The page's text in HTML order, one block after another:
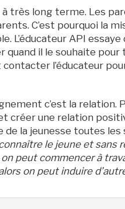
à très long terme. Les
C’est pourquoi la
API essaye
quand il le souhaite
l’éducateur
c’est la relation.
créer une relation
la jeunesse toutes
le jeune et
peut commencer à
on peut induire